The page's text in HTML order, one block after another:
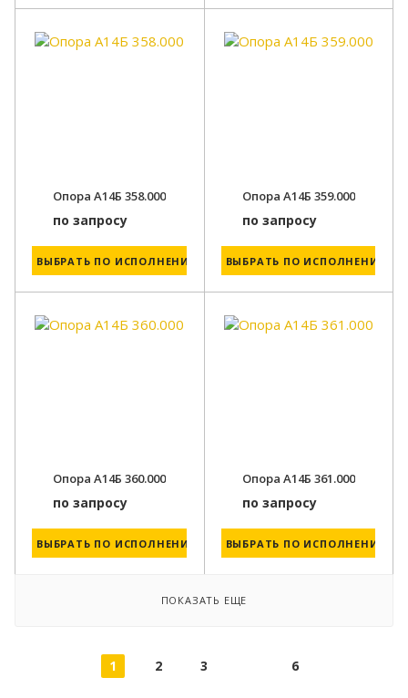
Опора А14Б 358.000
по запросу
ВЫБРАТЬ ПО ИСПОЛНЕНИЮ
Опора А14Б 359.000
по запросу
ВЫБРАТЬ ПО ИСПОЛНЕНИЮ
Опора А14Б 360.000
по запросу
ВЫБРАТЬ ПО ИСПОЛНЕНИЮ
Опора А14Б 361.000
по запросу
ВЫБРАТЬ ПО ИСПОЛНЕНИЮ
ПОКАЗАТЬ ЕЩЕ
1 2 3 6